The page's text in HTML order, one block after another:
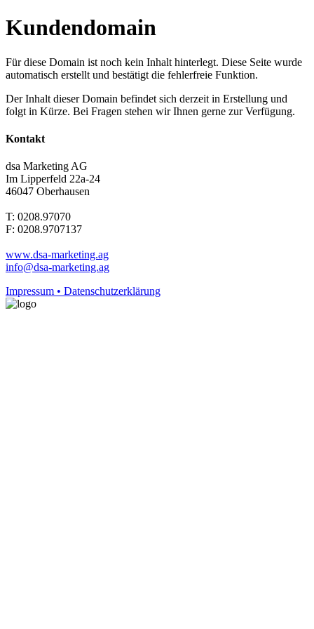
Kundendomain
Für diese Domain ist noch kein Inhalt hinterlegt. Diese Seite wurde
automatisch erstellt und bestätigt die fehlerfreie Funktion.
Der Inhalt dieser Domain befindet sich derzeit in Erstellung und
folgt in Kürze. Bei Fragen stehen wir Ihnen gerne zur Verfügung.
Kontakt
dsa Marketing AG
Im Lipperfeld 22a-24
46047 Oberhausen
T: 0208.97070
F: 0208.9707137
www.dsa-marketing.ag
info@dsa-marketing.ag
Impressum • Datenschutzerklärung